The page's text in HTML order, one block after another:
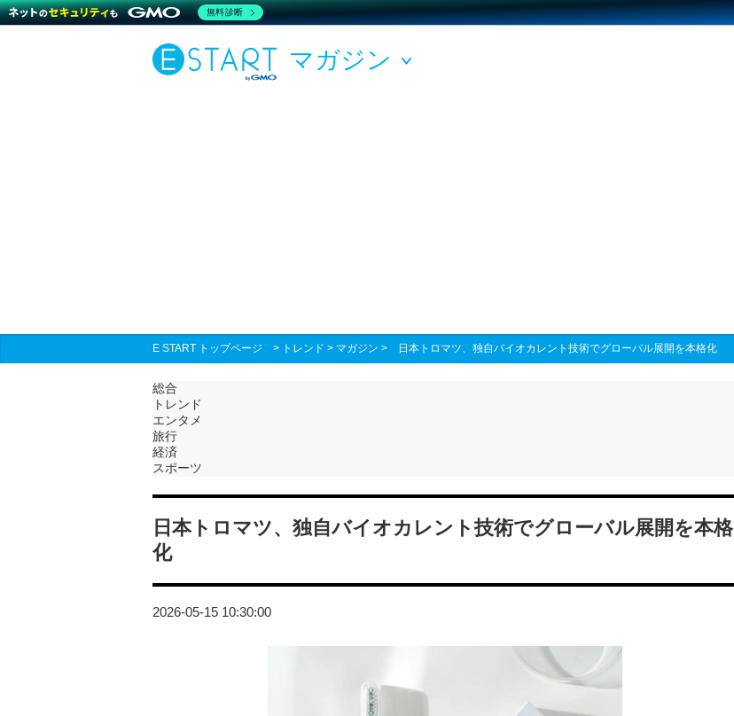
マガジン
E START トップページ > トレンド > マガジン > 日本トロマツ、独自バイオカレント技術でグローバル展開を本格化
総合
トレンド
エンタメ
旅行
経済
スポーツ
日本トロマツ、独自バイオカレント技術でグローバル展開を本格
化
2026-05-15 10:30:00
無料診断